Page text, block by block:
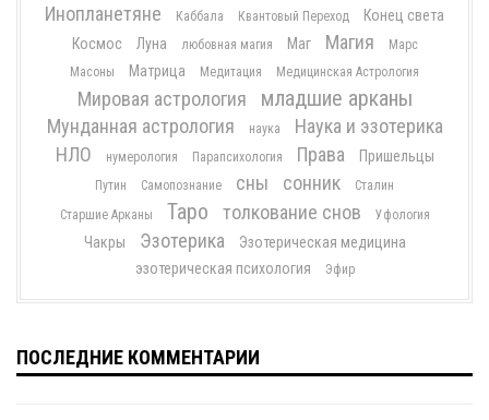
Инопланетяне Каббала Квантовый Переход
Конец света
Космос
Луна любовная магия Маг Магия
Марс
Масоны
Матрица Медитация Медицинская Астрология
Мировая астрология младшие арканы
Мунданная астрология наука
Наука и эзотерика
НЛО
нумерология Парапсихология Права Пришельцы
Путин Самопознание сны сонник
Сталин
Старшие Арканы
Таро толкование снов Уфология
Чакры Эзотерика
Эзотерическая медицина
эзотерическая психология
Эфир
ПОСЛЕДНИЕ КОММЕНТАРИИ